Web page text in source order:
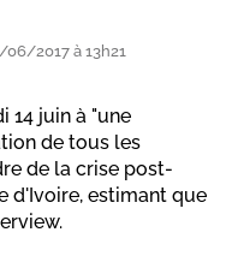
06/2017 à 13h21
14 juin à "une
de tous les
de la crise post-
d'Ivoire, estimant que